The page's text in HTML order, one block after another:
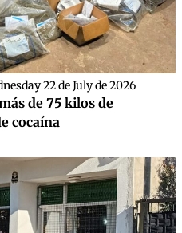
22 de July de 2026
de 75 kilos de
cocaína